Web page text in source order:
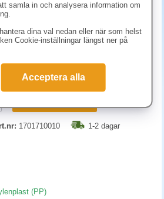
kr (inkl. moms)
1701710010 1-2 dagar
(PP)
samla in och analysera information om
dina val nedan eller när som helst
Cookie-inställningar längst ner på
Acceptera alla